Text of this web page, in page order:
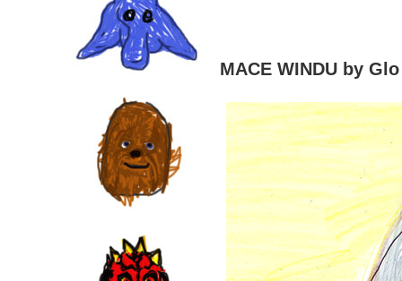
MACE WINDU by Glo